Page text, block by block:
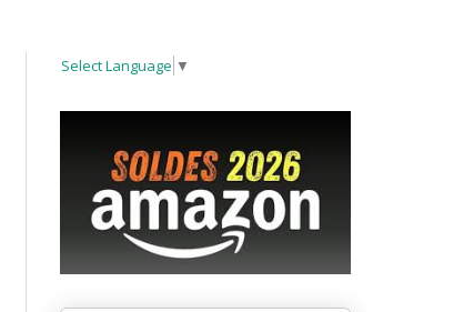
Select Language ▼